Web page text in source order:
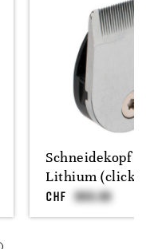
Schneidekopf
Lithium (click)
CHF